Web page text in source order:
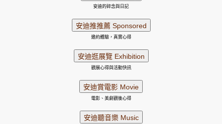
安迪的碎念與日記
邀約體驗，真實心得
觀展心得與活動快訊
電影、美劇觀後心得